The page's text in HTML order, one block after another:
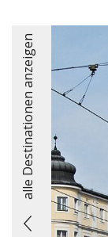
alle Destinationen anzeigen